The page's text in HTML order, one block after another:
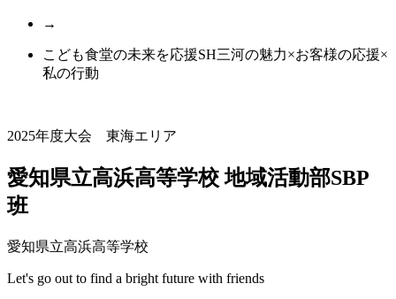
→
こども食堂の未来を応援SH三河の魅力×お客様の応援×
私の行動
2025年度大会 東海エリア
愛知県立高浜高等学校 地域活動部SBP
班
愛知県立高浜高等学校
Let's go out to find a bright future with friends